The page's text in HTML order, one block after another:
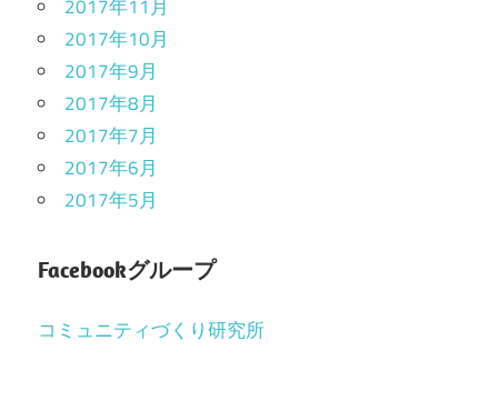
2017年11月
2017年10月
2017年9月
2017年8月
2017年7月
2017年6月
2017年5月
Facebookグループ
コミュニティづくり研究所